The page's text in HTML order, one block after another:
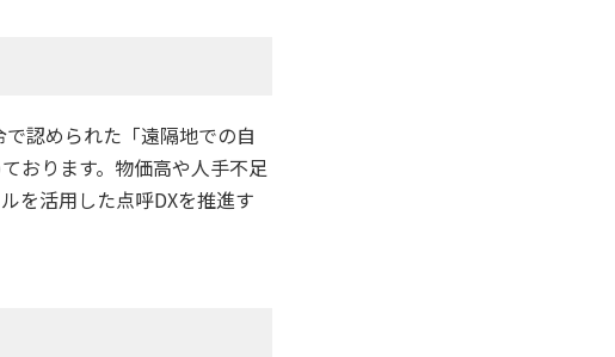
認められた「遠隔地での自
おります。物価高や人手不足
を活用した点呼DXを推進す